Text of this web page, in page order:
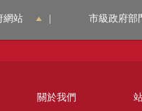
網站 市級政府部
關於我們